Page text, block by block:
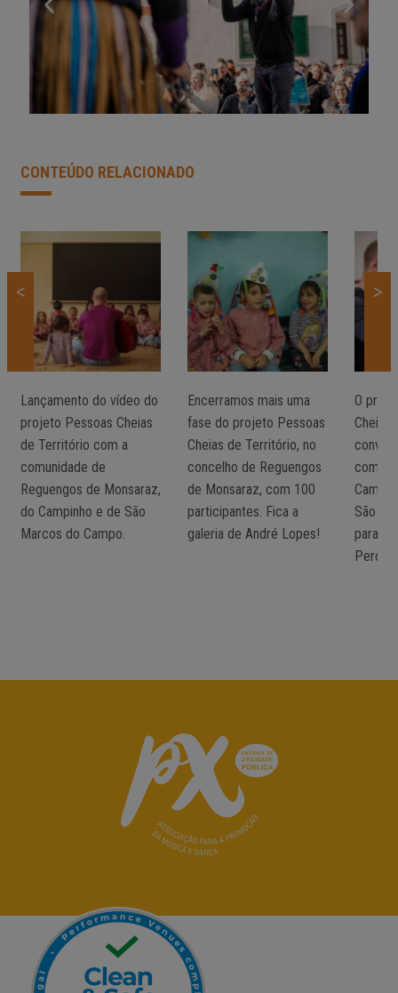
CONTEÚDO RELACIONADO
< >
Lançamento do vídeo do
projeto Pessoas Cheias
de Território com a
comunidade de
Reguengos de Monsaraz,
do Campinho e de São
Marcos do Campo.
Encerramos mais uma
fase do projeto Pessoas
Cheias de Território, no
concelho de Reguengos
de Monsaraz, com 100
participantes. Fica a
galeria de André Lopes!
O
Cheias
São
para